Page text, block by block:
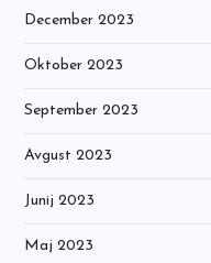
December 2023
Oktober 2023
September 2023
Avgust 2023
Junij 2023
Maj 2023